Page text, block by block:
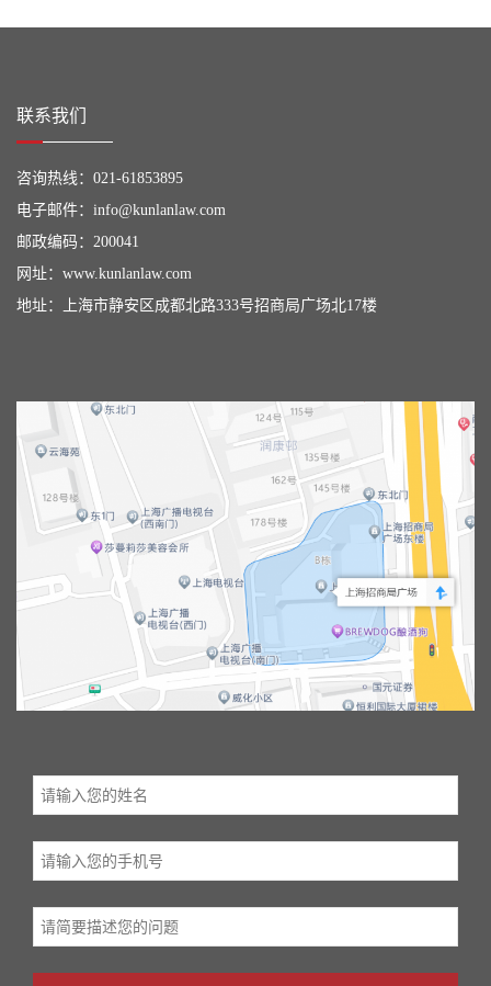
联系我们
咨询热线： 021-61853895
电子邮件： info@kunlanlaw.com
邮政编码：200041
网址： www.kunlanlaw.com
地址：上海市静安区成都北路333号招商局广场北17楼